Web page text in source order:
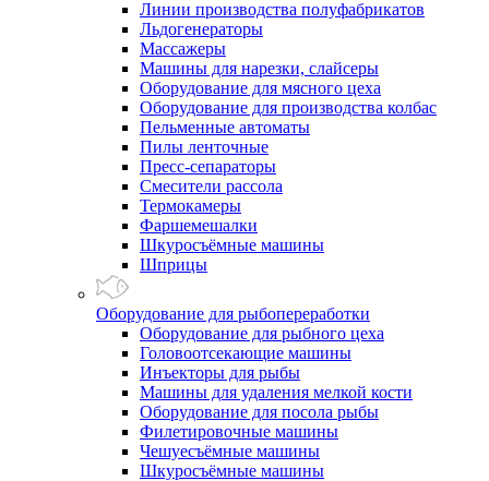
Линии производства полуфабрикатов
Льдогенераторы
Массажеры
Машины для нарезки, слайсеры
Оборудование для мясного цеха
Оборудование для производства колбас
Пельменные автоматы
Пилы ленточные
Пресс-сепараторы
Смесители рассола
Термокамеры
Фаршемешалки
Шкуросъёмные машины
Шприцы
Оборудование для рыбопереработки
Оборудование для рыбного цеха
Головоотсекающие машины
Инъекторы для рыбы
Машины для удаления мелкой кости
Оборудование для посола рыбы
Филетировочные машины
Чешуесъёмные машины
Шкуросъёмные машины